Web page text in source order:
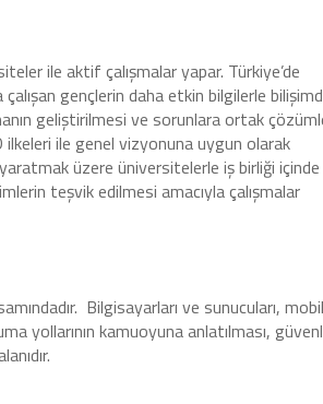
ile aktif çalışmalar yapar. Türkiye’de
gençlerin daha etkin bilgilerle
geliştirilmesi ve sorunlara ortak
ilkeleri ile genel vizyonuna uygun olarak
üzere üniversitelerle iş birliği içinde
teşvik edilmesi amacıyla çalışmalar
Bilgisayarları ve sunucuları, mobil
yollarının kamuoyuna anlatılması,